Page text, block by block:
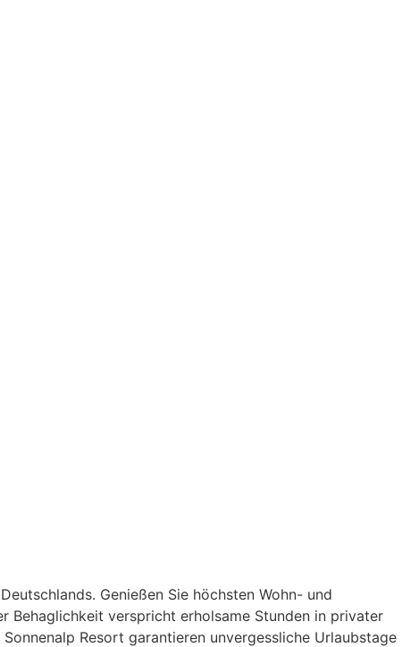
Genießen Sie höchsten Wohn- und
Behaglichkeit verspricht erholsame Stunden in privater
Resort garantieren unvergessliche Urlaubstage